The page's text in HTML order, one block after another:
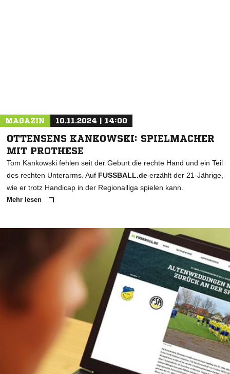
MAGAZIN 10.11.2024 | 14:00
OTTENSENS KANKOWSKI: SPIELMACHER
MIT PROTHESE
Tom Kankowski fehlen seit der Geburt die rechte Hand und ein Teil
des rechten Unterarms. Auf FUSSBALL.de erzählt der 21-Jährige,
wie er trotz Handicap in der Regionalliga spielen kann.
Mehr lesen